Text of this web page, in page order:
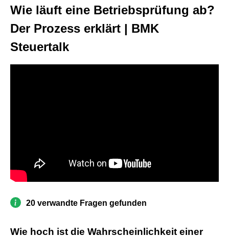
Wie läuft eine Betriebsprüfung ab?
Der Prozess erklärt | BMK
Steuertalk
20 verwandte Fragen gefunden
Wie hoch ist die Wahrscheinlichkeit einer